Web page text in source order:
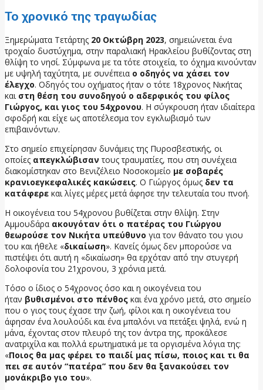
Το χρονικό της τραγωδίας
Ξημερώματα Τετάρτης 20 Οκτώβρη 2023, σημειώνεται ένα
τροχαίο δυστύχημα, στην παραλιακή Ηρακλείου βυθίζοντας στη
θλίψη το νησί. Σύμφωνα με τα τότε στοιχεία, το όχημα κινούνταν
με υψηλή ταχύτητα, με συνέπεια ο οδηγός να χάσει τον
έλεγχο. Οδηγός του οχήματος ήταν ο τότε 18χρονος Νικήτας
και στη θέση του συνοδηγού ο αδερφικός του φίλος
Γιώργος, και γιος του 54χρονου. Η σύγκρουση ήταν ιδιαίτερα
σφοδρή και είχε ως αποτέλεσμα τον εγκλωβισμό των
επιβαινόντων.
Στο σημείο επιχείρησαν δυνάμεις της Πυροσβεστικής, οι
οποίες απεγκλώβισαν τους τραυματίες, που στη συνέχεια
διακομίστηκαν στο Βενιζέλειο Νοσοκομείο με σοβαρές
κρανιοεγκεφαλικές κακώσεις. Ο Γιώργος όμως δεν τα
κατάφερε και λίγες μέρες μετά άφησε την τελευταία του πνοή.
Η οικογένεια του 54χρονου βυθίζεται στην θλίψη. Στην
Αμμουδάρα ακουγόταν ότι ο πατέρας του Γιώργου
θεωρούσε τον Νικήτα υπεύθυνο για τον θάνατο του γιου
του και ήθελε «δικαίωση». Κανείς όμως δεν μπορούσε να
πιστέψει ότι αυτή η «δικαίωση» θα ερχόταν από την στυγερή
δολοφονία του 21χρονου, 3 χρόνια μετά.
Τόσο ο ίδιος ο 54χρονος όσο και η οικογένεια του
ήταν βυθισμένοι στο πένθος και ένα χρόνο μετά, στο σημείο
που ο γιος τους έχασε την ζωή, φίλοι και η οικογένεια του
άφησαν ένα λουλούδι και ένα μπαλόνι να πετάξει ψηλά, ενώ η
μάνα, έχοντας στον πλευρό της τον άντρα της, προκάλεσε
ανατριχίλα και πολλά ερωτηματικά με τα οργισμένα λόγια της:
«Ποιος θα μας φέρει το παιδί μας πίσω, ποιος και τι θα
πει σε αυτόν “πατέρα” που δεν θα ξανακούσει τον
μονάκριβο γιο του».